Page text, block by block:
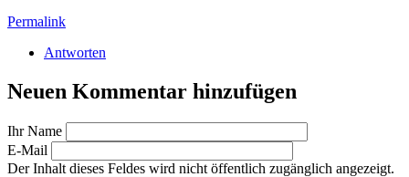
Permalink
Antworten
Neuen Kommentar hinzufügen
Ihr Name
E-Mail
Der Inhalt dieses Feldes wird nicht öffentlich zugänglich angezeigt.